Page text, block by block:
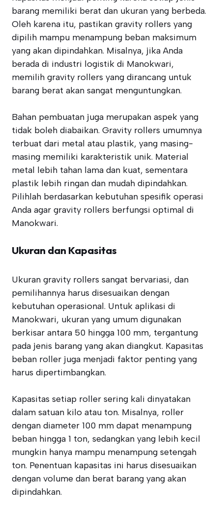
barang memiliki berat dan ukuran yang berbeda.
Oleh karena itu, pastikan gravity rollers yang
dipilih mampu menampung beban maksimum
yang akan dipindahkan. Misalnya, jika Anda
berada di industri logistik di Manokwari,
memilih gravity rollers yang dirancang untuk
barang berat akan sangat menguntungkan.
Bahan pembuatan juga merupakan aspek yang
tidak boleh diabaikan. Gravity rollers umumnya
terbuat dari metal atau plastik, yang masing-
masing memiliki karakteristik unik. Material
metal lebih tahan lama dan kuat, sementara
plastik lebih ringan dan mudah dipindahkan.
Pilihlah berdasarkan kebutuhan spesifik operasi
Anda agar gravity rollers berfungsi optimal di
Manokwari.
Ukuran dan Kapasitas
Ukuran gravity rollers sangat bervariasi, dan
pemilihannya harus disesuaikan dengan
kebutuhan operasional. Untuk aplikasi di
Manokwari, ukuran yang umum digunakan
berkisar antara 50 hingga 100 mm, tergantung
pada jenis barang yang akan diangkut. Kapasitas
beban roller juga menjadi faktor penting yang
harus dipertimbangkan.
Kapasitas setiap roller sering kali dinyatakan
dalam satuan kilo atau ton. Misalnya, roller
dengan diameter 100 mm dapat menampung
beban hingga 1 ton, sedangkan yang lebih kecil
mungkin hanya mampu menampung setengah
ton. Penentuan kapasitas ini harus disesuaikan
dengan volume dan berat barang yang akan
dipindahkan.